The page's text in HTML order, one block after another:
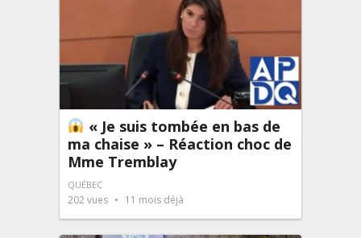
« Je suis tombée en bas de
ma chaise » – Réaction choc de
Mme Tremblay
QUÉBEC
202vues 11 mois déjà